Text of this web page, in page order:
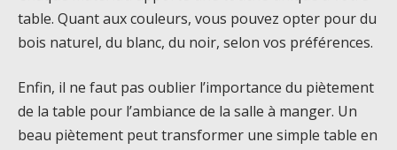
table. Quant aux couleurs, vous pouvez opter pour du
bois naturel, du blanc, du noir, selon vos préférences.
Enfin, il ne faut pas oublier l’importance du piètement
de la table pour l’ambiance de la salle à manger. Un
beau piètement peut transformer une simple table en